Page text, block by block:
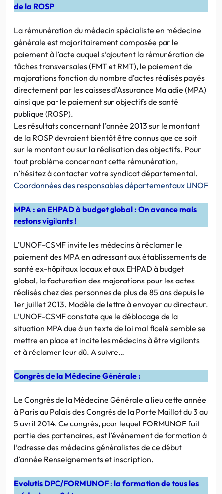
de la ROSP
La rémunération du médecin spécialiste en médecine
générale est majoritairement composée par le
paiement à l’acte auquel s’ajoutent la rémunération de
tâches transversales (FMT et RMT), le paiement de
majorations fonction du nombre d’actes réalisés payés
directement par les caisses d’Assurance Maladie (MPA)
ainsi que par le paiement sur objectifs de santé
publique (ROSP).
Les résultats concernant l’année 2013 sur le montant
de la ROSP devraient bientôt être connus que ce soit
sur le montant ou sur la réalisation des objectifs. Pour
tout problème concernant cette rémunération,
n’hésitez à contacter votre syndicat départemental.
Coordonnées des responsables départementaux UNOF
MPA : en EHPAD à budget global : On avance mais
restons vigilants !
L’UNOF-CSMF invite les médecins à réclamer le
paiement des MPA en adressant aux établissements de
santé ex-hôpitaux locaux et aux EHPAD à budget
global, la facturation des majorations pour les actes
réalisés chez des personnes de plus de 85 ans depuis le
1er juillet 2013. Modèle de lettre à envoyer au directeur.
L’UNOF-CSMF constate que le déblocage de la
situation MPA due à un texte de loi mal ficelé semble se
mettre en place et incite les médecins à être vigilants
et à réclamer leur dû. A suivre…
Congrès de la Médecine Générale :
Le Congrès de la Médecine Générale a lieu cette année
à Paris au Palais des Congrès de la Porte Maillot du 3 au
5 avril 2014. Ce congrès, pour lequel FORMUNOF fait
partie des partenaires, est l’événement de formation à
l’adresse des médecins généralistes de ce début
d’année Renseignements et inscription.
Evolutis DPC/FORMUNOF : la formation de tous les